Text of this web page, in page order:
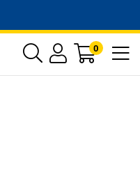
0